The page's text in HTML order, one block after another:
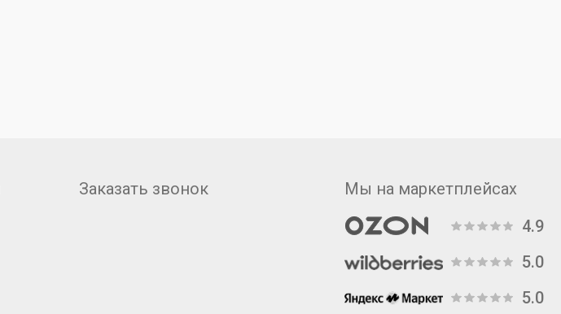
Заказать звонок
Мы на маркетплейсах
4.9
5.0
5.0